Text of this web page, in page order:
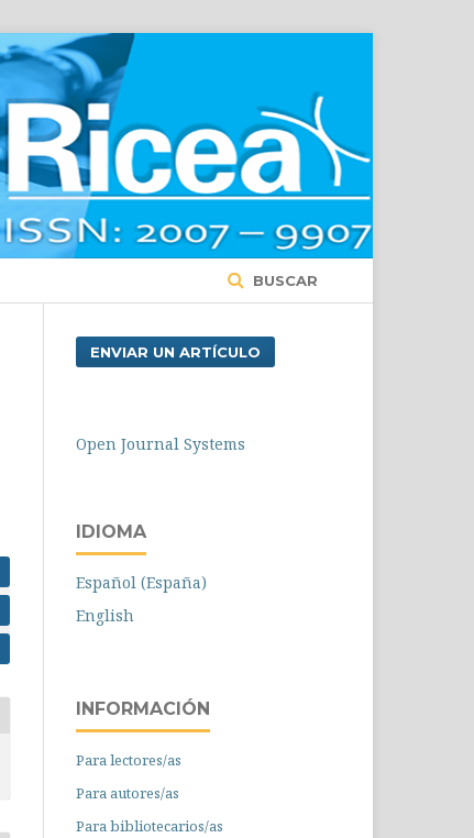
BUSCAR
ENVIAR UN ARTÍCULO
Open Journal Systems
IDIOMA
Español (España)
English
INFORMACIÓN
Para lectores/as
Para autores/as
Para bibliotecarios/as